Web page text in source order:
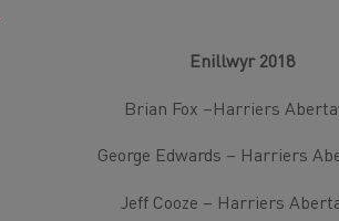
Enillwyr 2018
Brian Fox –Harriers
George Edwards – Harriers
Jeff Cooze – Harriers